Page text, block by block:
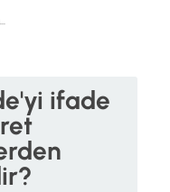
ifade